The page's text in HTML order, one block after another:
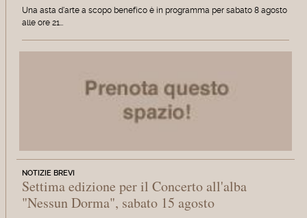
Una asta d'arte a scopo benefico è in programma per sabato 8 agosto
alle ore 21…
NOTIZIE BREVI
Settima edizione per il Concerto all'alba
"Nessun Dorma", sabato 15 agosto